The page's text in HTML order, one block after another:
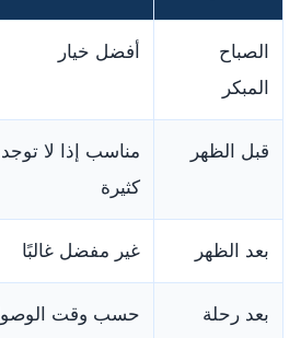
الصباح
المبكر
أفضل خيار
قبل الظهر
مناسب إذا لا
كثيرة
بعد الظهر غير مفضل غالبًا
بعد رحلة
حسب وقت